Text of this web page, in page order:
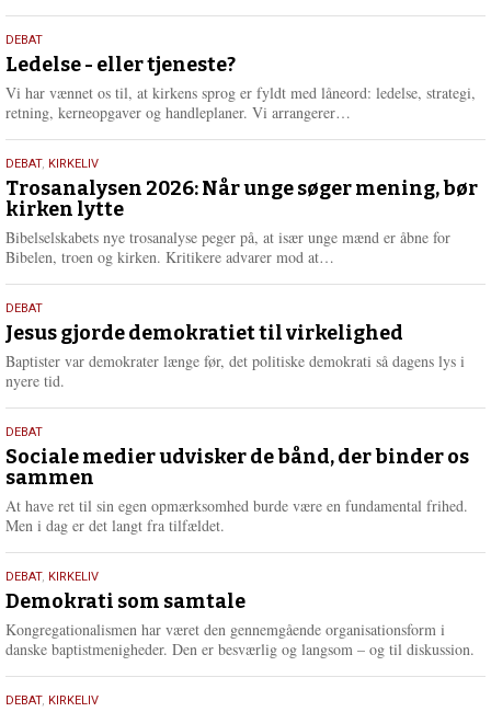
e
r
e
10.
juni
2026
DEBAT
Ledelse - eller tjeneste?
Vi har vænnet os til, at kirkens sprog er fyldt med låneord: ledelse, strategi,
retning, kerneopgaver og handleplaner. Vi arrangerer…
e
2.
juni
2026
DEBAT, KIRKELIV
Trosanalysen 2026: Når unge søger mening, bør
kirken lytte
Bibelselskabets nye trosanalyse peger på, at især unge mænd er åbne for
Bibelen, troen og kirken. Kritikere advarer mod at…
e
r
e
18.
maj
2026
DEBAT
Jesus gjorde demokratiet til virkelighed
Baptister var demokrater længe før, det politiske demokrati så dagens lys i
nyere tid.
18.
maj
2026
DEBAT
Sociale medier udvisker de bånd, der binder os
sammen
At have ret til sin egen opmærksomhed burde være en fundamental frihed.
Men i dag er det langt fra tilfældet.
18.
maj
2026
DEBAT, KIRKELIV
Demokrati som samtale
Kongregationalismen har været den gennemgående organisationsform i
danske baptistmenigheder. Den er besværlig og langsom – og til diskussion.
18.
DEBAT, KIRKELIV